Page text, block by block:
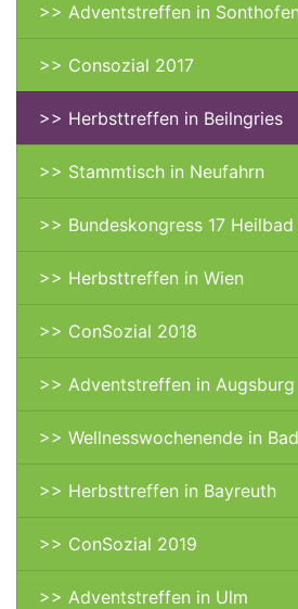
>> Adventstreffen in Sonthofen
>> Consozial 2017
>> Herbsttreffen in Beilngries
>> Stammtisch in Neufahrn
>> Bundeskongress 17
>> Herbsttreffen in Wien
>> ConSozial 2018
>> Adventstreffen in Augsburg
>> Wellnesswochenende in
>> Herbsttreffen in Bayreuth
>> ConSozial 2019
>> Adventstreffen in Ulm